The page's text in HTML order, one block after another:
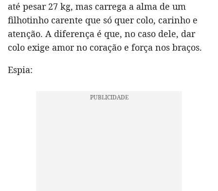
até pesar 27 kg, mas carrega a alma de um
filhotinho carente que só quer colo, carinho e
atenção. A diferença é que, no caso dele, dar
colo exige amor no coração e força nos braços.
Espia: